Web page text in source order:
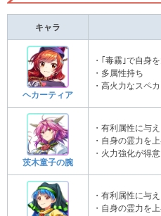
キャラ
ヘカーティア
・｢毒霧｣で自身
・多属性持ち
・高火力なスペカ
茨木童子の腕
・有利属性に与
・自身の霊力を
・火力強化が得意
・有利属性に与
・自身の霊力を